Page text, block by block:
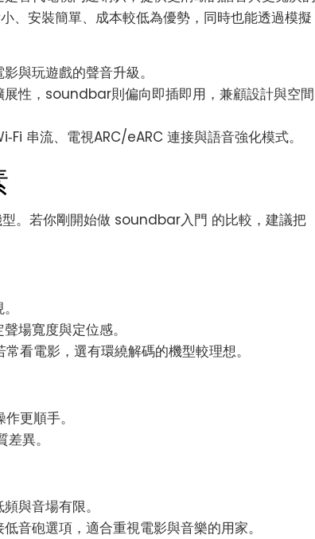
安裝簡單、成本較低為優勢，同時也能透過模擬
與玩遊戲的聲音升級。
性，soundbar則偏向即插即用，兼顧設計與空間
串流、電視ARC/eARC 連接與語音強化模式。
。若你剛開始做 soundbar入門 的比較，建議把
場寬度與定位感。
看電影，選有環繞解碼的機型較理想。
更順手。
異。
與音場有限。
音砲選項，適合重視電影與音樂的用家。